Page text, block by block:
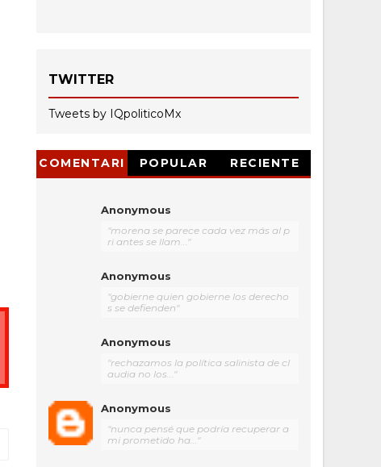
TWITTER
Tweets by IQpoliticoMx
COMENTARI
POPULAR RECIENTE
Anonymous
"morena se parece cada vez más al p
ri antes se llam..."
Anonymous
"gobierne quien gobierne los derecho
s se defienden"
Anonymous
"rechazamos la política salinista de cl
audia no los..."
Anonymous
"nunca pensé que podría recuperar a
mi prometido ha..."